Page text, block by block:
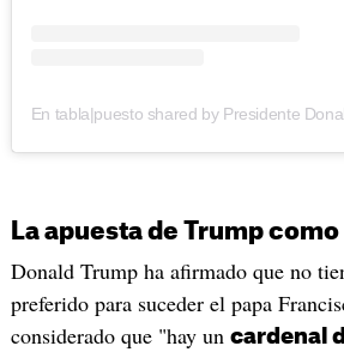
La apuesta de Trump
Donald Trump ha afirmado que no
preferido para suceder el papa
considerado que "hay un cardenal